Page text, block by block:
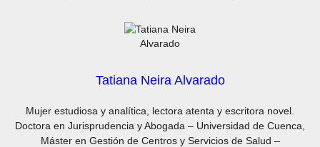
Tatiana Neira Alvarado
Mujer estudiosa y analítica, lectora atenta y escritora novel.
Doctora en Jurisprudencia y Abogada – Universidad de Cuenca,
Máster en Gestión de Centros y Servicios de Salud –